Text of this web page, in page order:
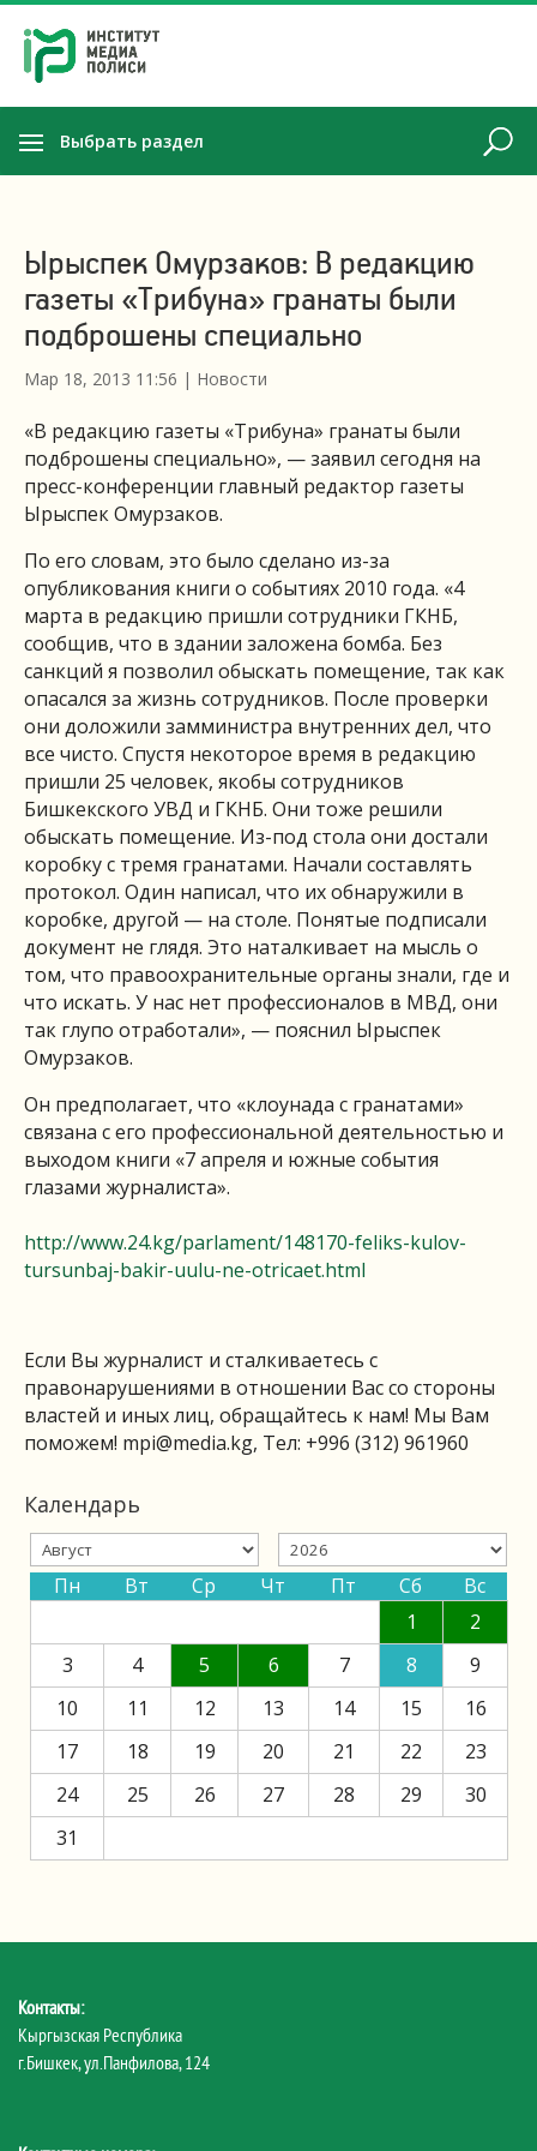
Выбрать раздел
Ырыспек Омурзаков: В редакцию
газеты «Трибуна» гранаты были
подброшены специально
Мар 18, 2013 11:56 | Новости
«В редакцию газеты «Трибуна» гранаты были
подброшены специально», — заявил сегодня на
пресс-конференции главный редактор газеты
Ырыспек Омурзаков.
По его словам, это было сделано из-за
опубликования книги о событиях 2010 года. «4
марта в редакцию пришли сотрудники ГКНБ,
сообщив, что в здании заложена бомба. Без
санкций я позволил обыскать помещение, так как
опасался за жизнь сотрудников. После проверки
они доложили замминистра внутренних дел, что
все чисто. Спустя некоторое время в редакцию
пришли 25 человек, якобы сотрудников
Бишкекского УВД и ГКНБ. Они тоже решили
обыскать помещение. Из-под стола они достали
коробку с тремя гранатами. Начали составлять
протокол. Один написал, что их обнаружили в
коробке, другой — на столе. Понятые подписали
документ не глядя. Это наталкивает на мысль о
том, что правоохранительные органы знали, где и
что искать. У нас нет профессионалов в МВД, они
так глупо отработали», — пояснил Ырыспек
Омурзаков.
Он предполагает, что «клоунада с гранатами»
связана с его профессиональной деятельностью и
выходом книги «7 апреля и южные события
глазами журналиста».
http://www.24.kg/parlament/148170-feliks-kulov-
tursunbaj-bakir-uulu-ne-otricaet.html
Если Вы журналист и сталкиваетесь с
правонарушениями в отношении Вас со стороны
властей и иных лиц, обращайтесь к нам! Мы Вам
поможем! mpi@media.kg, Тел: +996 (312) 961960
Календарь
Пн Вт Ср Чт Пт Сб
Вс
1
2
3
4 5 6 7 8
9
10
11 12 13 14 15
16
17
18 19 20 21 22
23
24
25 26 27 28 29
30
31
Контакты:
Кыргызская Республика
г.Бишкек, ул.Панфилова, 124